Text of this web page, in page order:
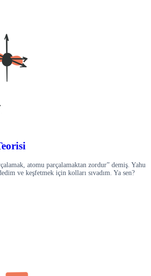
atomu parçalamaktan zordur” demiş. Yahu
ve keşfetmek için kolları sıvadım. Ya sen?